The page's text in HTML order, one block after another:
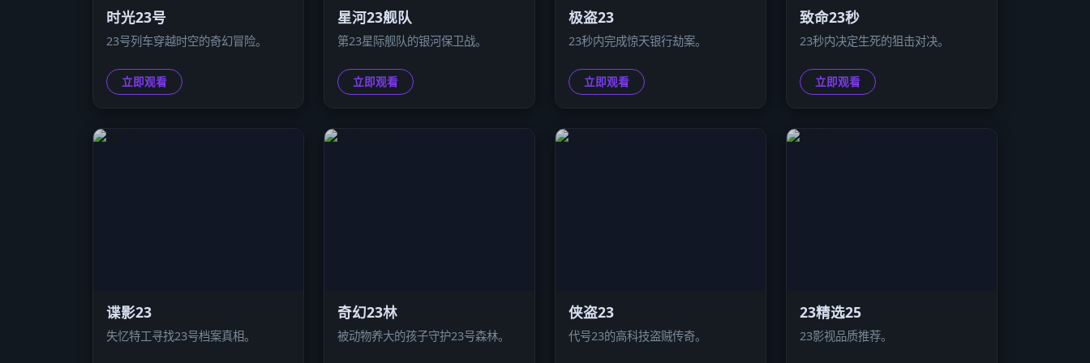
时光23号
23号列车穿越时空的奇幻冒险。
立即观看
星河23舰队
第23星际舰队的银河保卫战。
立即观看
极盗23
23秒内完成惊天银行劫案。
立即观看
致命23秒
23秒内决定生死的狙击对决。
立即观看
谍影23
失忆特工寻找23号档案真相。
奇幻23林
被动物养大的孩子守护23号森林。
侠盗23
代号23的高科技盗贼传奇。
23精选25
23影视品质推荐。